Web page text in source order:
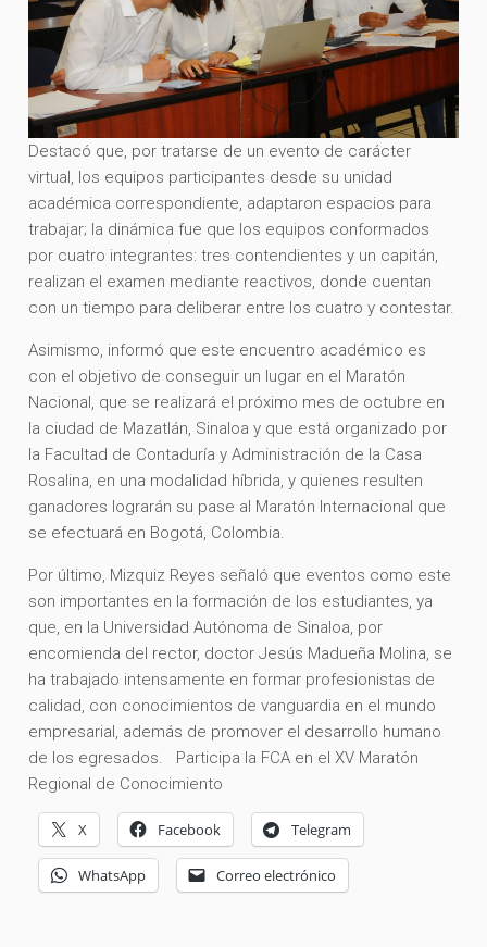
Destacó que, por tratarse de un evento de carácter
virtual, los equipos participantes desde su unidad
académica correspondiente, adaptaron espacios para
trabajar; la dinámica fue que los equipos conformados
por cuatro integrantes: tres contendientes y un capitán,
realizan el examen mediante reactivos, donde cuentan
con un tiempo para deliberar entre los cuatro y contestar.
Asimismo, informó que este encuentro académico es
con el objetivo de conseguir un lugar en el Maratón
Nacional, que se realizará el próximo mes de octubre en
la ciudad de Mazatlán, Sinaloa y que está organizado por
la Facultad de Contaduría y Administración de la Casa
Rosalina, en una modalidad híbrida, y quienes resulten
ganadores lograrán su pase al Maratón Internacional que
se efectuará en Bogotá, Colombia.
Por último, Mizquiz Reyes señaló que eventos como este
son importantes en la formación de los estudiantes, ya
que, en la Universidad Autónoma de Sinaloa, por
encomienda del rector, doctor Jesús Madueña Molina, se
ha trabajado intensamente en formar profesionistas de
calidad, con conocimientos de vanguardia en el mundo
empresarial, además de promover el desarrollo humano
de los egresados. Participa la FCA en el XV Maratón
Regional de Conocimiento
X Facebook Telegram
WhatsApp Correo electrónico